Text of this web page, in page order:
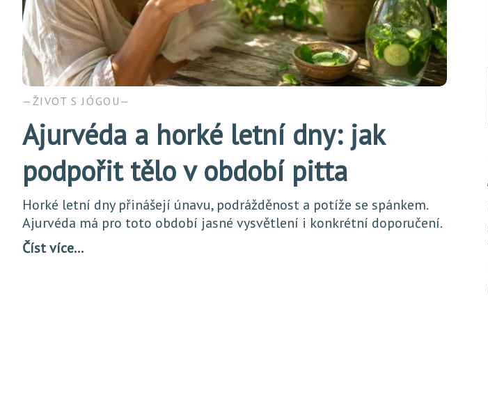
ŽIVOT S JÓGOU
Ajurvéda a horké letní dny: jak
podpořit tělo v období pitta
Horké letní dny přinášejí únavu, podrážděnost a potíže se spánkem.
Ajurvéda má pro toto období jasné vysvětlení i konkrétní doporučení.
Číst více…